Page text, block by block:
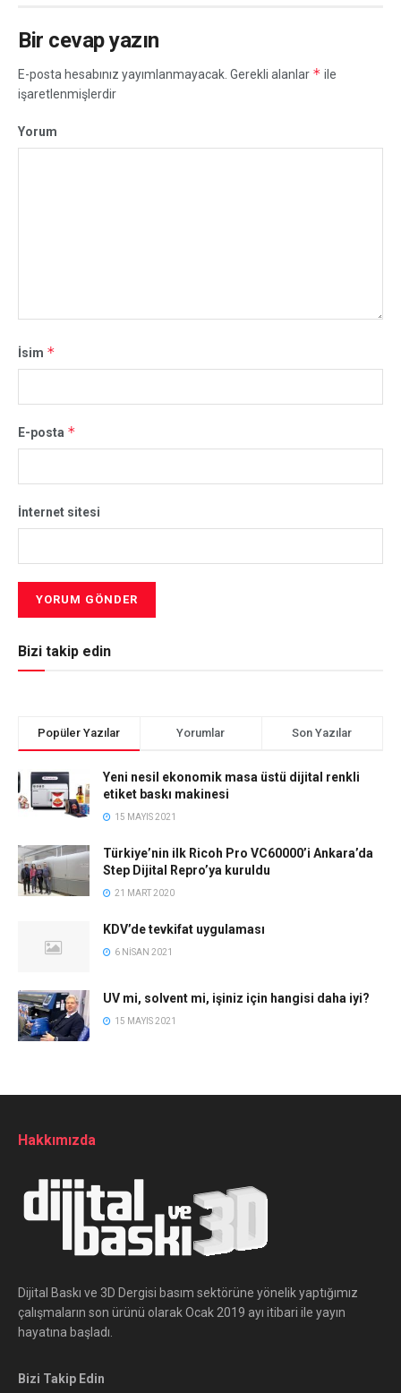
Bir cevap yazın
E-posta hesabınız yayımlanmayacak. Gerekli alanlar * ile
işaretlenmişlerdir
Yorum
İsim *
E-posta *
İnternet sitesi
Bizi takip edin
Popüler Yazılar Yorumlar Son Yazılar
Yeni nesil ekonomik masa üstü dijital renkli
etiket baskı makinesi
15 MAYIS 2021
Türkiye’nin ilk Ricoh Pro VC60000’i Ankara’da
Step Dijital Repro’ya kuruldu
21 MART 2020
KDV’de tevkifat uygulaması
6 NISAN 2021
UV mi, solvent mi, işiniz için hangisi daha iyi?
15 MAYIS 2021
Hakkımızda
Dijital Baskı ve 3D Dergisi basım sektörüne yönelik yaptığımız
çalışmaların son ürünü olarak Ocak 2019 ayı itibari ile yayın
hayatına başladı.
Bizi Takip Edin